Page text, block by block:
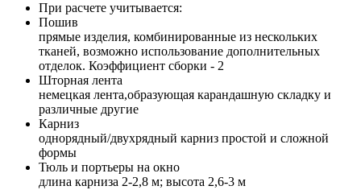
При расчете учитывается:
Пошив
прямые изделия, комбинированные из нескольких
тканей, возможно использование дополнительных
отделок. Коэффициент сборки - 2
Шторная лента
немецкая лента,образующая карандашную складку и
различные другие
Карниз
однорядный/двухрядный карниз простой и сложной
формы
Тюль и портьеры на окно
длина карниза 2-2,8 м; высота 2,6-3 м